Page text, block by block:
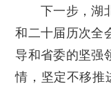
下一步，湖
和二十届历次全
导和省委的坚强
情，坚定不移推